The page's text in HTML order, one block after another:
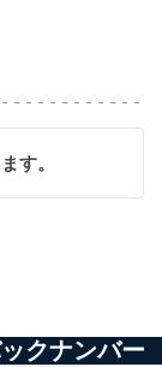
す。
クナンバー